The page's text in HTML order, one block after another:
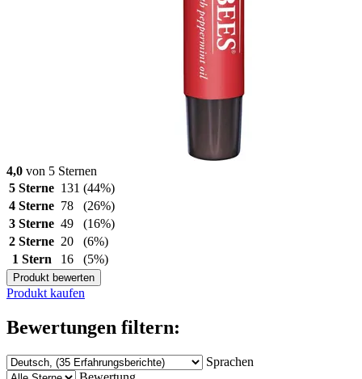
4,0 von 5 Sternen
5 Sterne 131 (44%)
4 Sterne 78
(26%)
3 Sterne 49
(16%)
2 Sterne 20
(6%)
1 Stern
16 (5%)
Produkt bewerten
Produkt kaufen
Bewertungen filtern:
Sprachen